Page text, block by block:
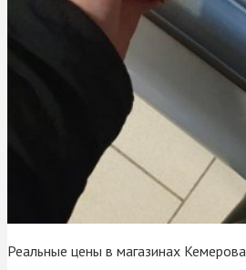
Реальные цены в магазинах Кемерова